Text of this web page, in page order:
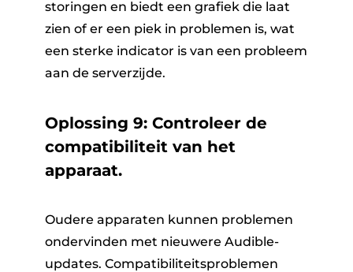
storingen en biedt een grafiek die laat
zien of er een piek in problemen is, wat
een sterke indicator is van een probleem
aan de serverzijde.
Oplossing 9: Controleer de
compatibiliteit van het
apparaat.
Oudere apparaten kunnen problemen
ondervinden met nieuwere Audible-
updates. Compatibiliteitsproblemen